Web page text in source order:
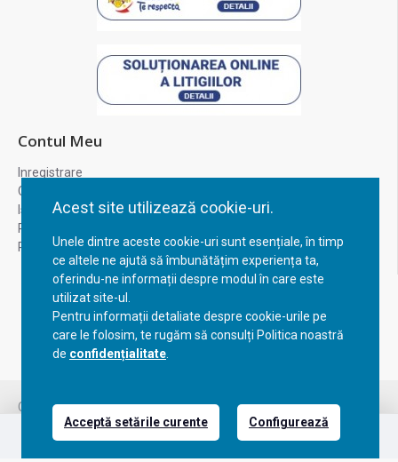
Acest site utilizează cookie-uri.
Unele dintre aceste cookie-uri sunt esențiale, în timp
ce altele ne ajută să îmbunătățim experiența ta,
oferindu-ne informații despre modul în care este
utilizat site-ul.
Pentru informații detaliate despre cookie-urile pe
care le folosim, te rugăm să consulți Politica noastră
de confidențialitate
Acceptă setările curente Configurează
Contul Meu
Inregistrare
Contul meu
Istoric comenzi
Recuperare parola
Returnare produs
Copyright © 2023, BravoShop, toate drepturile rezervate!